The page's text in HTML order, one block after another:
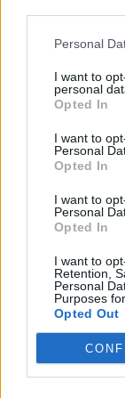
Personal
I want to
personal
Opted In
I want to
Personal
Opted In
I want to
Personal
Opted In
I want to
Retention,
Personal
Purposes
Opted Out
Comentari: